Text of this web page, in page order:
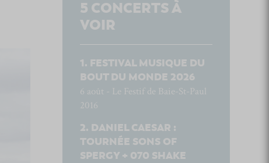
5 CONCERTS À
VOIR
FESTIVAL MUSIQUE DU
BOUT DU MONDE 2026
6 août - Le Festif de Baie-St-Paul
2016
DANIEL CAESAR :
TOURNÉE SONS OF
SPERGY + 070 SHAKE